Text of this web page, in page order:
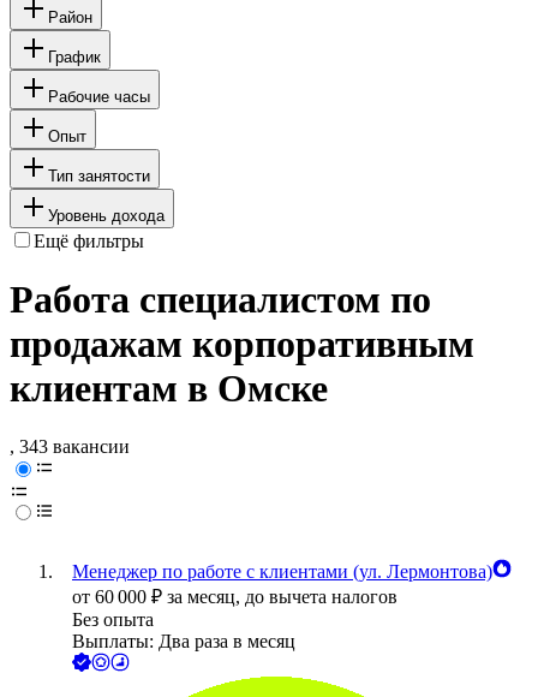
Район
График
Рабочие часы
Опыт
Тип занятости
Уровень дохода
Ещё фильтры
Работа специалистом по
продажам корпоративным
клиентам в Омске
, 343 вакансии
Менеджер по работе с клиентами (ул. Лермонтова)
от 60 000 ₽ за месяц, до вычета налогов
Без опыта
Выплаты: Два раза в месяц